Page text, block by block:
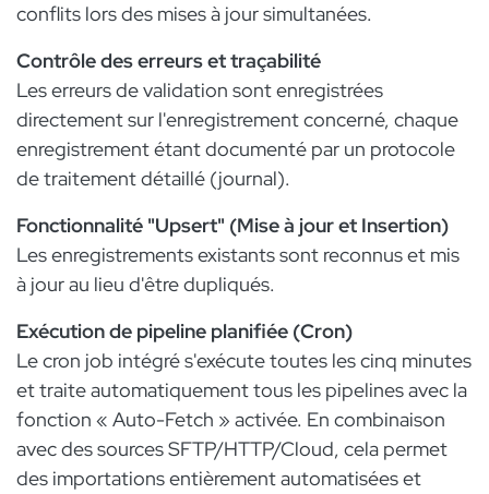
conflits lors des mises à jour simultanées.
Contrôle des erreurs et traçabilité
Les erreurs de validation sont enregistrées
directement sur l'enregistrement concerné, chaque
enregistrement étant documenté par un protocole
de traitement détaillé (journal).
Fonctionnalité "Upsert" (Mise à jour et Insertion)
Les enregistrements existants sont reconnus et mis
à jour au lieu d'être dupliqués.
Exécution de pipeline planifiée (Cron)
Le cron job intégré s'exécute toutes les cinq minutes
et traite automatiquement tous les pipelines avec la
fonction « Auto-Fetch » activée. En combinaison
avec des sources SFTP/HTTP/Cloud, cela permet
des importations entièrement automatisées et